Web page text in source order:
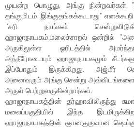
முயன்ற பொழுது, அங்கு நின்றவர்கள்
தங்குமிடம். இங்குதங்கக்கூடாது” எனக்கூறி
”சரி நாங்கள்
ஹாஜாநாயகம்,மலைச்சாறல் ஒன்றில்
அருகிலுள்ள ஓரிடத்தில்
அந்நீரோடையும் ஹாஜாநாயகமும்
இப்போதும் இருக்கிறது. அஜ்மீர்
அனைவரும் அங்கு சென்று அவ்விடங்களை
அருள் பெற்றுவருகின்றார்கள்.
ஹாஜாநாயகத்தின் தர்ஹாவிலிருந்து
மலைப்பகுதியில் இந்த
ஹாஜாநாயகத்தின் ஞானகுருவான